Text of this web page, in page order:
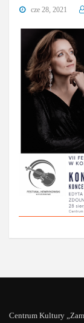
cze 28, 2021
Centrum Kultury